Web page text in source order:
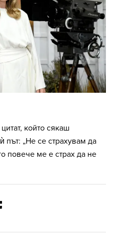
който сякаш
път: „Не се страхувам да
повече ме е страх да не